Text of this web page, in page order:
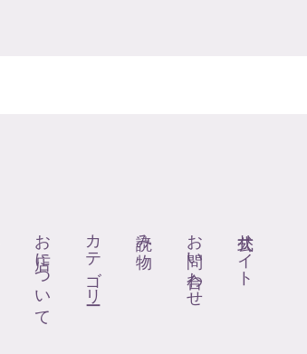
お店について カテゴリー 読み物 お問い合わせ 公式サイト